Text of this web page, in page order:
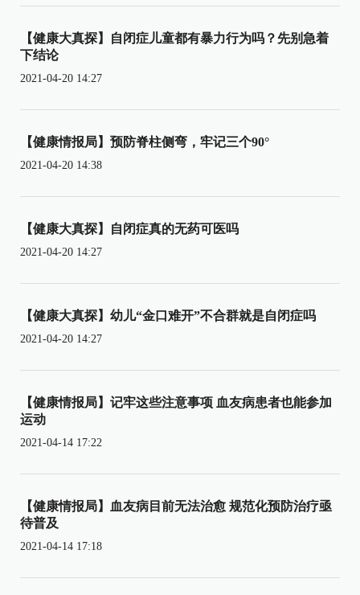
【健康大真探】自闭症儿童都有暴力行为吗？先别急着
下结论
2021-04-20 14:27
【健康情报局】预防脊柱侧弯，牢记三个90°
2021-04-20 14:38
【健康大真探】自闭症真的无药可医吗
2021-04-20 14:27
【健康大真探】幼儿“金口难开”不合群就是自闭症吗
2021-04-20 14:27
【健康情报局】记牢这些注意事项 血友病患者也能参加
运动
2021-04-14 17:22
【健康情报局】血友病目前无法治愈 规范化预防治疗亟
待普及
2021-04-14 17:18